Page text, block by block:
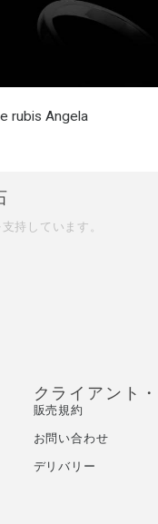
rubis Angela
支持しています。
クライアント
販売規約
お問い合わせ
デリバリー